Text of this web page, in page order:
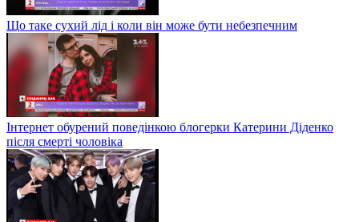
Що таке сухий лід і коли він може бути небезпечним
Інтернет обурений поведінкою блогерки Катерини Діденко
після смерті чоловіка